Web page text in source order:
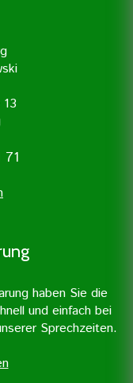
haben Sie die
und einfach bei
Sprechzeiten.